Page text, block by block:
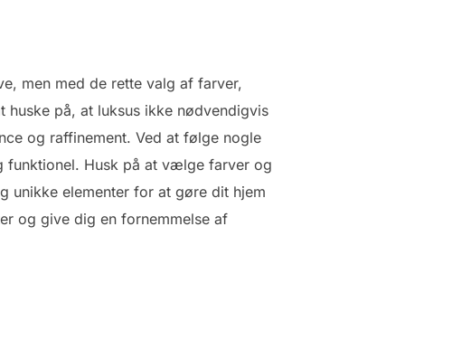
men med de rette valg af farver,
på, at luksus ikke nødvendigvis
og raffinement. Ved at følge nogle
funktionel. Husk på at vælge farver og
unikke elementer for at gøre dit hjem
og give dig en fornemmelse af